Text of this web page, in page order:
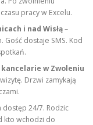
pracy w Excelu.
i nad Wisłą–
Gość dostaje SMS. Kod
w Zwoleniu
Drzwi zamykają
dostęp 24/7. Rodzic
kto wchodzi do